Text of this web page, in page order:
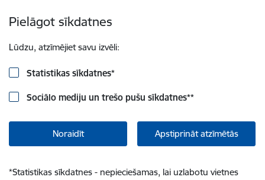
Pielāgot sīkdatnes
Lūdzu, atzīmējiet savu izvēli:
Statistikas sīkdatnes*
Sociālo mediju un trešo pušu sīkdatnes**
Noraidīt Apstiprināt atzīmētās
*Statistikas sīkdatnes - nepieciešamas, lai uzlabotu vietnes